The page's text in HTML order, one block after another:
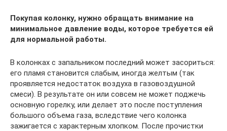
Покупая колонку, нужно обращать внимание на
минимальное давление воды, которое требуется ей
для нормальной работы.
В колонках с запальником последний может засориться:
его пламя становится слабым, иногда желтым (так
проявляется недостаток воздуха в газовоздушной
смеси). В результате он или совсем не может поджечь
основную горелку, или делает это после поступления
большого объема газа, вследствие чего колонка
зажигается с характерным хлопком. После прочистки